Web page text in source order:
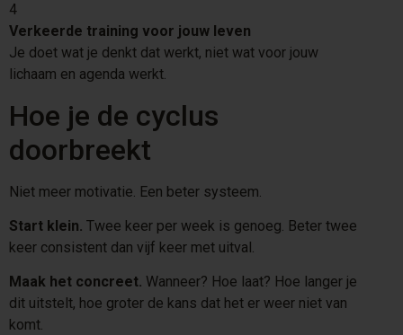
4
Verkeerde training voor jouw leven
Je doet wat je denkt dat werkt, niet wat voor jouw
lichaam en agenda werkt.
Hoe je de cyclus
doorbreekt
Niet meer motivatie. Een beter systeem.
Start klein. Twee keer per week is genoeg. Beter twee
keer consistent dan vijf keer met uitval.
Maak het concreet. Wanneer? Hoe laat? Hoe langer je
dit uitstelt, hoe groter de kans dat het er weer niet van
komt.